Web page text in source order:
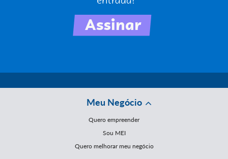
Meu Negócio
Quero empreender
Sou MEI
Quero melhorar meu negócio